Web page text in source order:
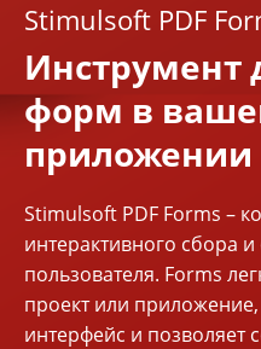
Stimulsoft PDF
Инструмент
форм в
приложении
Stimulsoft PDF Forms –
интерактивного сбора
пользователя. Forms
проект или
интерфейс и позволяет